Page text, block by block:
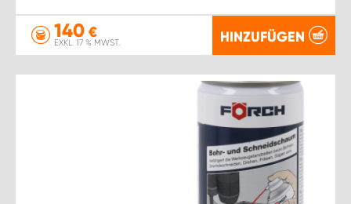
140 €
EXKL. 17 % MWST. HINZUFÜGEN